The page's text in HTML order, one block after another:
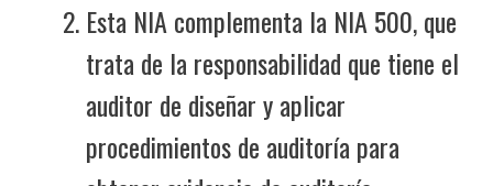
Esta NIA complementa la NIA 500, que
trata de la responsabilidad que tiene el
auditor de diseñar y aplicar
procedimientos de auditoría para